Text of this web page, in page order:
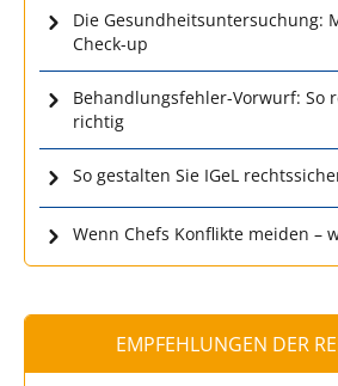
Die Gesundheitsuntersuchung:
Check-up
Behandlungsfehler-Vorwurf: So
richtig
So gestalten Sie IGeL
Wenn Chefs Konflikte meiden –
EMPFEHLUNGEN DER